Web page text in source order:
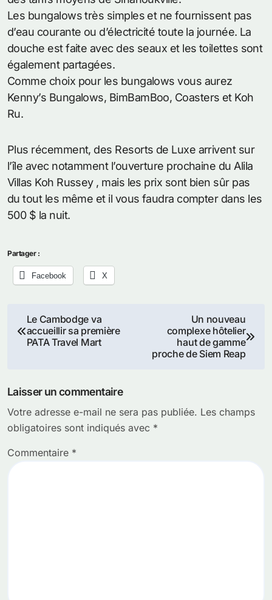
Les bungalows très simples et ne fournissent pas
d’eau courante ou d’électricité toute la journée. La
douche est faite avec des seaux et les toilettes sont
également partagées.
Comme choix pour les bungalows vous aurez
Kenny’s Bungalows, BimBamBoo, Coasters et Koh
Ru.
Plus récemment, des Resorts de Luxe arrivent sur
l’île avec notamment l’ouverture prochaine du Alila
Villas Koh Russey , mais les prix sont bien sûr pas
du tout les même et il vous faudra compter dans les
500 $ la nuit.
Partager :
Facebook X
Navigation
de
Le Cambodge va
accueillir sa première
PATA Travel Mart
Un nouveau
complexe hôtelier
haut de gamme
proche de Siem Reap
Laisser un commentaire
Votre adresse e-mail ne sera pas publiée. Les champs
obligatoires sont indiqués avec *
Commentaire *